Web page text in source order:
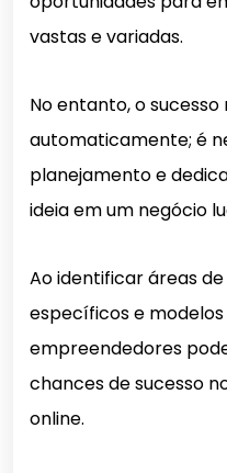
vastas e variadas.
No entanto, o sucesso
automaticamente; é
planejamento e
ideia em um negócio
Ao identificar áreas
específicos e
empreendedores
chances de sucesso
online.